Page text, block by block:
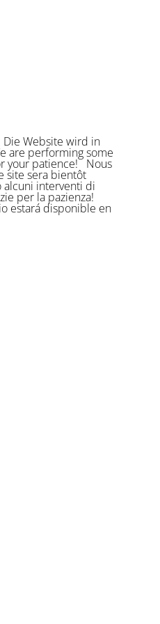
Website wird in
are performing some
your patience! Nous
site sera bientôt
interventi di
per la pazienza!
estará disponible en